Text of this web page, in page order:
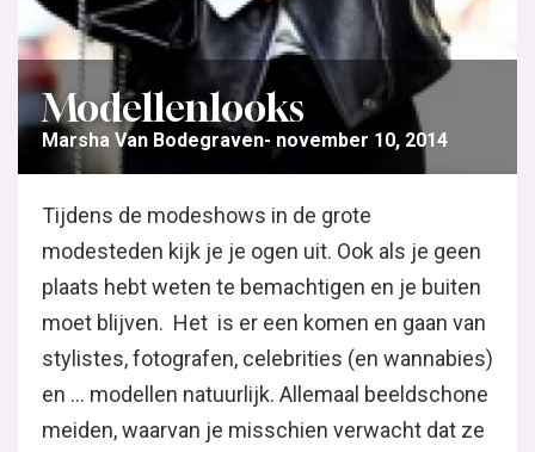
Modellenlooks
Marsha Van Bodegraven november 10, 2014
Tijdens de modeshows in de grote
modesteden kijk je je ogen uit. Ook als je geen
plaats hebt weten te bemachtigen en je buiten
moet blijven. Het is er een komen en gaan van
stylistes, fotografen, celebrities (en wannabies)
en … modellen natuurlijk. Allemaal beeldschone
meiden, waarvan je misschien verwacht dat ze